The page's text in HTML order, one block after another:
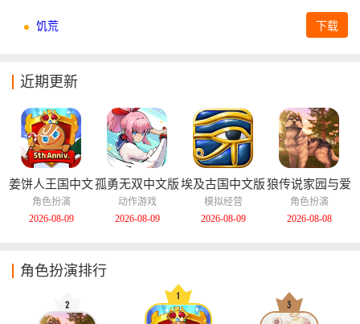
饥荒 下载
近期更新
姜饼人王国中文
版
角色扮演
2026-08-09
孤勇无双中文版
动作游戏
2026-08-09
埃及古国中文版
模拟经营
2026-08-09
狼传说家园与爱
心中文版
角色扮演
2026-08-08
角色扮演排行